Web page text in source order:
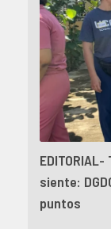
siente:
puntos